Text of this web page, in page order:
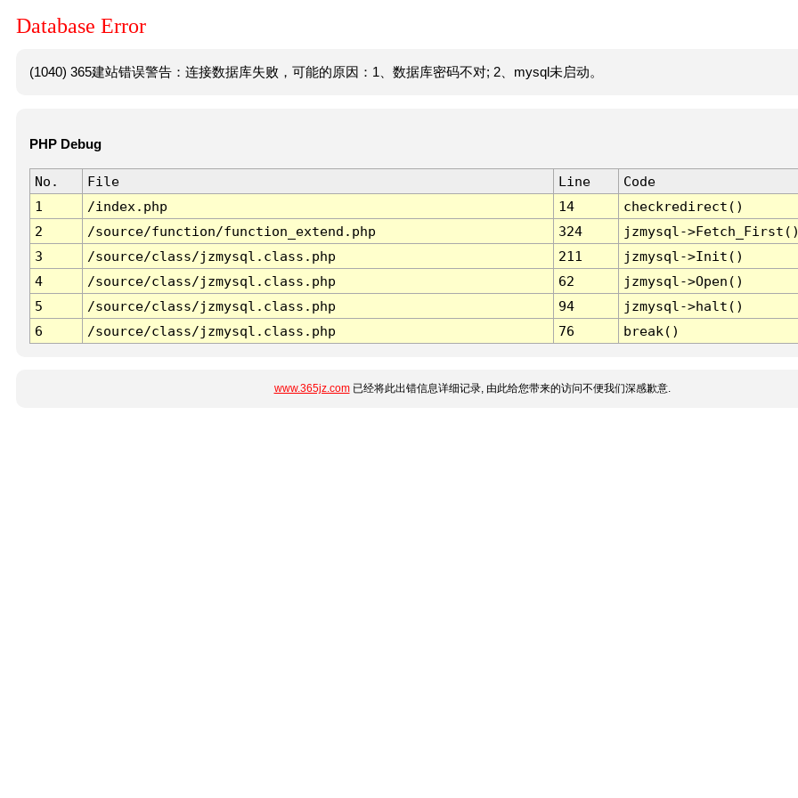
Database Error
(1040) 365建站错误警告：连接数据库失败，可能的原因：1、数据库密码不对; 2、mysql未启动。
PHP Debug
No. File Line
Code
1
/index.php 14
checkredirect()
2
/source/function/function_extend.php 324
jzmysql-
3
/source/class/jzmysql.class.php 211
jzmysql->Init()
4
/source/class/jzmysql.class.php 62
jzmysql->Open()
5
/source/class/jzmysql.class.php 94
jzmysql->halt()
6
/source/class/jzmysql.class.php 76 break()
www.365jz.com已经将此出错信息详细记录, 由此给您带来的访问不便我们深感歉意.